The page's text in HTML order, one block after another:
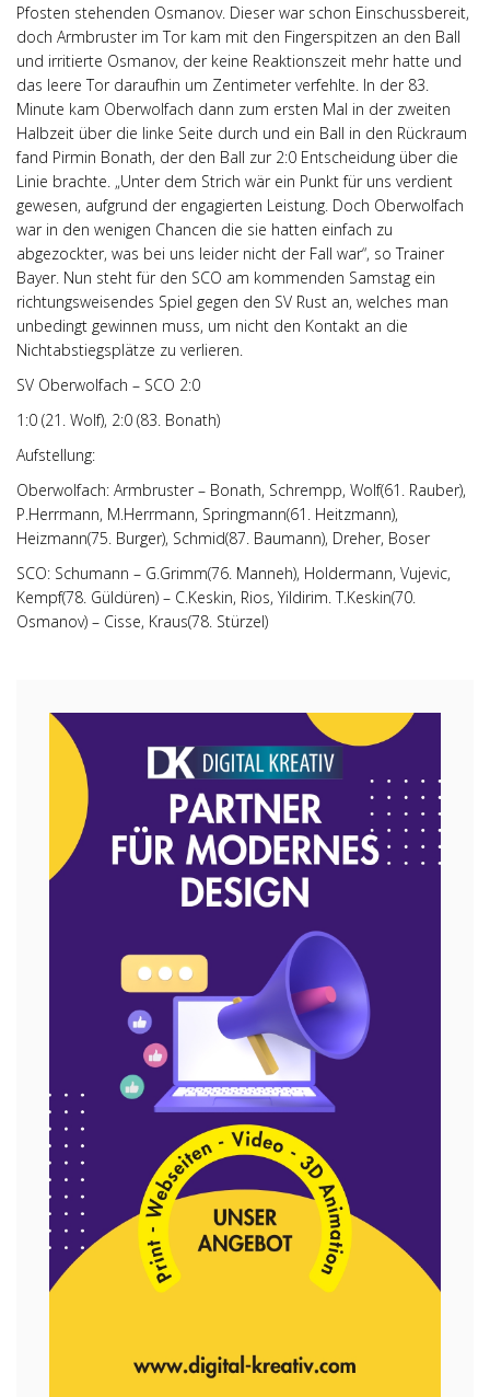
Pfosten stehenden Osmanov. Dieser war schon Einschussbereit,
doch Armbruster im Tor kam mit den Fingerspitzen an den Ball
und irritierte Osmanov, der keine Reaktionszeit mehr hatte und
das leere Tor daraufhin um Zentimeter verfehlte. In der 83.
Minute kam Oberwolfach dann zum ersten Mal in der zweiten
Halbzeit über die linke Seite durch und ein Ball in den Rückraum
fand Pirmin Bonath, der den Ball zur 2:0 Entscheidung über die
Linie brachte. „Unter dem Strich wär ein Punkt für uns verdient
gewesen, aufgrund der engagierten Leistung. Doch Oberwolfach
war in den wenigen Chancen die sie hatten einfach zu
abgezockter, was bei uns leider nicht der Fall war“, so Trainer
Bayer. Nun steht für den SCO am kommenden Samstag ein
richtungsweisendes Spiel gegen den SV Rust an, welches man
unbedingt gewinnen muss, um nicht den Kontakt an die
Nichtabstiegsplätze zu verlieren.
SV Oberwolfach – SCO 2:0
1:0 (21. Wolf), 2:0 (83. Bonath)
Aufstellung:
Oberwolfach: Armbruster – Bonath, Schrempp, Wolf(61. Rauber),
P.Herrmann, M.Herrmann, Springmann(61. Heitzmann),
Heizmann(75. Burger), Schmid(87. Baumann), Dreher, Boser
SCO: Schumann – G.Grimm(76. Manneh), Holdermann, Vujevic,
Kempf(78. Güldüren) – C.Keskin, Rios, Yildirim. T.Keskin(70.
Osmanov) – Cisse, Kraus(78. Stürzel)